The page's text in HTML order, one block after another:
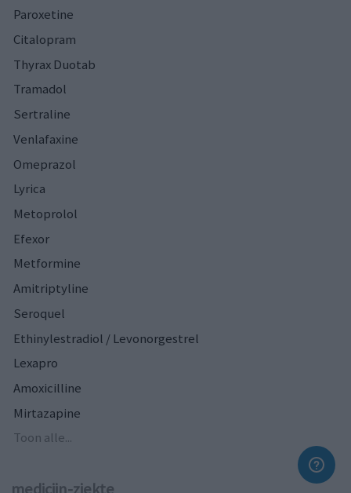
Paroxetine
Citalopram
Thyrax Duotab
Tramadol
Sertraline
Venlafaxine
Omeprazol
Lyrica
Metoprolol
Efexor
Metformine
Amitriptyline
Seroquel
Ethinylestradiol / Levonorgestrel
Lexapro
Amoxicilline
Mirtazapine
Toon alle...